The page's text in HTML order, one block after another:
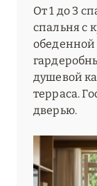
От 1 до 3
спальня с
обеденной
душевой
терраса.
дверью.